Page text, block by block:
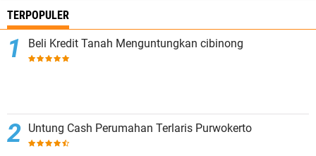
TERPOPULER
Beli Kredit Tanah Menguntungkan cibinong
Untung Cash Perumahan Terlaris Purwokerto